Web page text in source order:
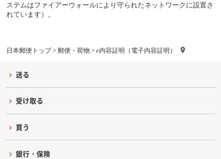
日本郵便トップ> 郵便・荷物 > e内容証明（電子内容証明）
ステムはファイアーウォールにより守られたネットワークに設置さ
れています）。
送る
受け取る
買う
銀行・保険